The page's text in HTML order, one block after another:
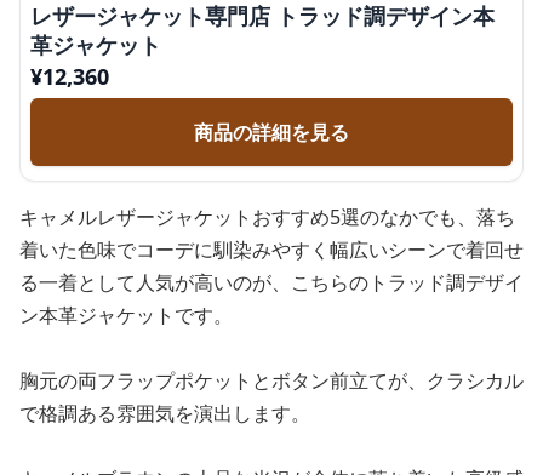
レザージャケット専門店 トラッド調デザイン本
革ジャケット
¥12,360
商品の詳細を見る
キャメルレザージャケットおすすめ5選のなかでも、落ち
着いた色味でコーデに馴染みやすく幅広いシーンで着回せ
る一着として人気が高いのが、こちらのトラッド調デザイ
ン本革ジャケットです。
胸元の両フラップポケットとボタン前立てが、クラシカル
で格調ある雰囲気を演出します。